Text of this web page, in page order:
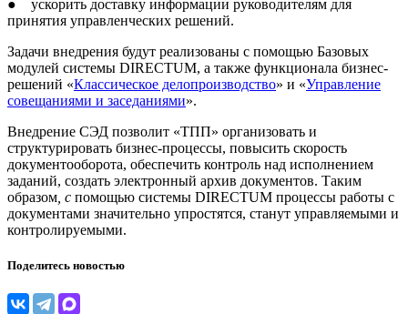
● ускорить доставку информации руководителям для
принятия управленческих решений.
Задачи внедрения будут реализованы с помощью Базовых
модулей системы DIRECTUM, а также функционала бизнес-
решений «Классическое делопроизводство» и «Управление
совещаниями и заседаниями».
Внедрение СЭД позволит «ТПП» организовать и
структурировать бизнес-процессы, повысить скорость
документооборота, обеспечить контроль над исполнением
заданий, создать электронный архив документов. Таким
образом с помощью системы DIRECTUM процессы работы с
документами значительно упростятся, станут управляемыми и
контролируемыми.
Поделитесь новостью